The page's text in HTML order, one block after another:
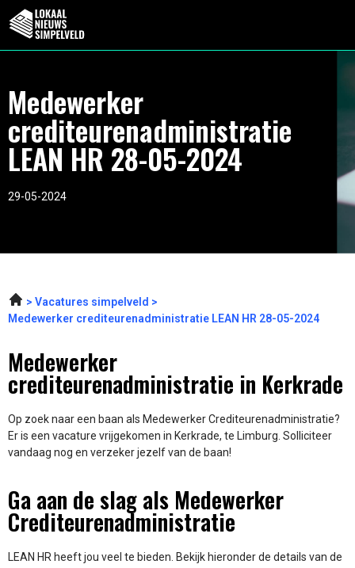
Medewerker
crediteurenadministratie
LEAN HR 28-05-2024
29-05-2024
Vacatures simpelveld
Medewerker crediteurenadministratie LEAN HR 28-05-2024
Medewerker
crediteurenadministratie in Kerkrade
Op zoek naar een baan als Medewerker Crediteurenadministratie?
Er is een vacature vrijgekomen in Kerkrade, te Limburg. Solliciteer
vandaag nog en verzeker jezelf van de baan!
Ga aan de slag als Medewerker
Crediteurenadministratie
LEAN HR heeft jou veel te bieden. Bekijk hieronder de details van de